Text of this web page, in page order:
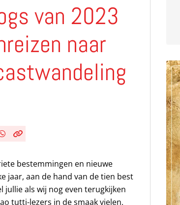
van 2023
naar
bestemmingen en nieuwe
jaar, aan de hand van de tien best
jullie als wij nog even terugkijken
tutti-lezers in de smaak vielen.